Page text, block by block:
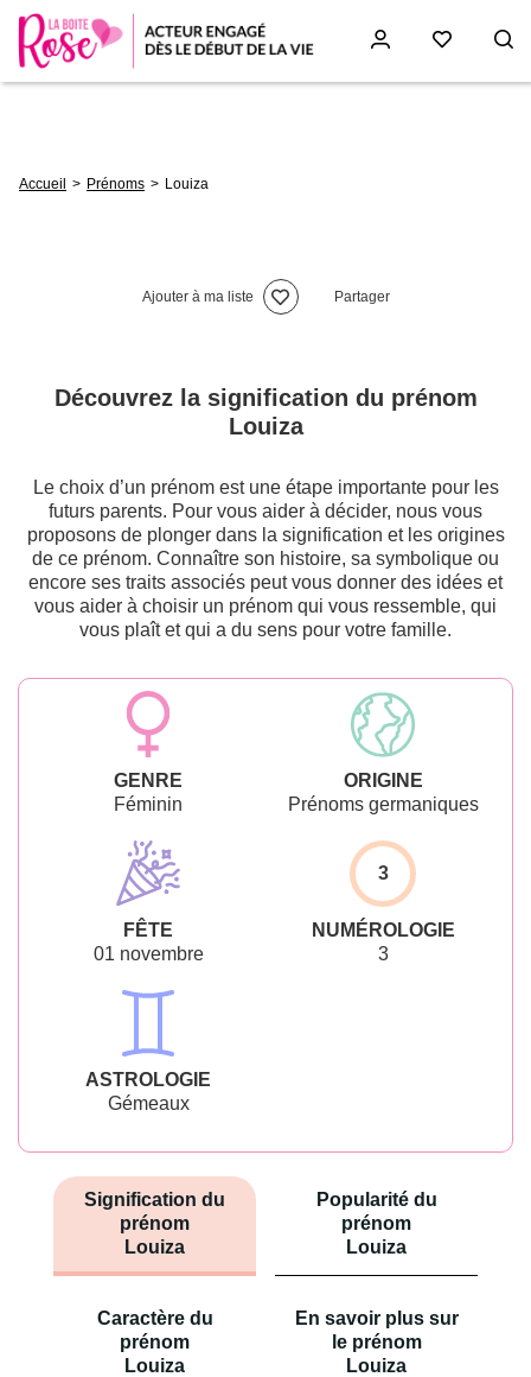
d'Ariane
Accueil Prénoms Louiza
Ajouter à ma liste Partager
Découvrez la signification du prénom
Louiza
Le choix d’un prénom est une étape importante pour les
futurs parents. Pour vous aider à décider, nous vous
proposons de plonger dans la signification et les origines
de ce prénom. Connaître son histoire, sa symbolique ou
encore ses traits associés peut vous donner des idées et
vous aider à choisir un prénom qui vous ressemble, qui
vous plaît et qui a du sens pour votre famille.
GENRE
Féminin
ORIGINE
Prénoms germaniques
FÊTE
01 novembre
3
NUMÉROLOGIE
3
ASTROLOGIE
Gémeaux
Signification du
prénom
Louiza
Popularité du
prénom
Louiza
Caractère du
prénom
Louiza
En savoir plus sur
le prénom
Louiza